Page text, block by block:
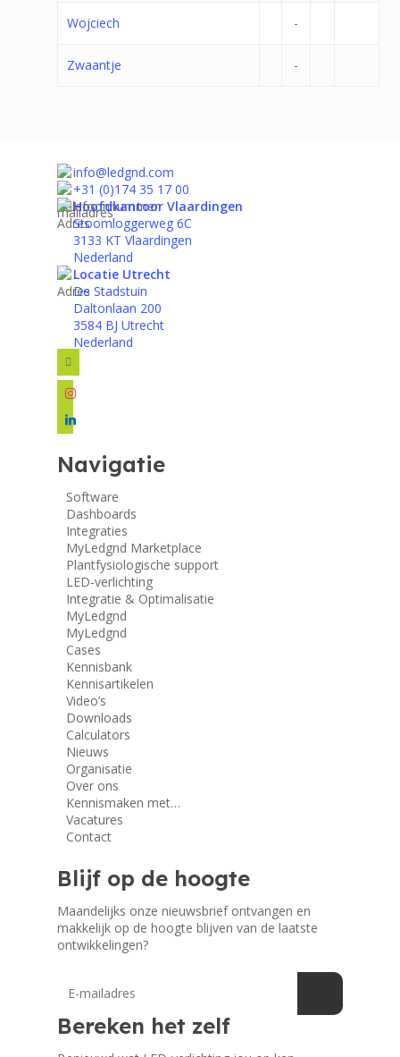
Wojciech -
Zwaantje -
info@ledgnd.com
+31 (0)174 35 17 00
Hoofdkantoor Vlaardingen
Stoomloggerweg 6C
3133 KT Vlaardingen
Nederland
Locatie Utrecht
De Stadstuin
Daltonlaan 200
3584 BJ Utrecht
Nederland
facebook
instagram
linkedin
Navigatie
Software
Dashboards
Integraties
MyLedgnd Marketplace
Plantfysiologische support
LED-verlichting
Integratie & Optimalisatie
MyLedgnd
MyLedgnd
Cases
Kennisbank
Kennisartikelen
Video’s
Downloads
Calculators
Nieuws
Organisatie
Over ons
Kennismaken met…
Vacatures
Contact
Blijf op de hoogte
Maandelijks onze nieuwsbrief ontvangen en
makkelijk op de hoogte blijven van de laatste
ontwikkelingen?
Bereken het zelf